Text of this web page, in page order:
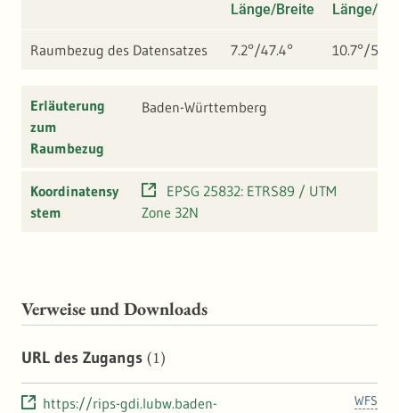
Länge/Breite
Länge/
Raumbezug des Datensatzes 7.2°/47.4° 10.7°/50°
Erläuterung
zum
Raumbezug
Baden-Württemberg
Koordinatensy
stem
EPSG 25832: ETRS89 / UTM
Zone 32N
Verweise und Downloads
URL des Zugangs (1)
WFS
https://rips-gdi.lubw.baden-